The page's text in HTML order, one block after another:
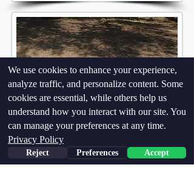
We use cookies to enhance your experience,
analyze traffic, and personalize content. Some
cookies are essential, while others help us
understand how you interact with our site. You
can manage your preferences at any time.
Privacy Policy
Reject Preferences Accept